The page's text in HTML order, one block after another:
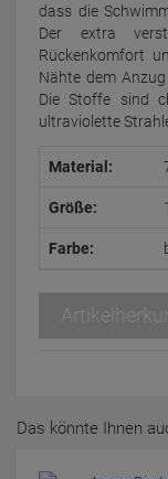
dass die
Der extra
Rückenkomfort
Nähte dem
Die Stoffe sind
ultraviolette
Material:
Größe:
Farbe:
Das könnte Ihnen